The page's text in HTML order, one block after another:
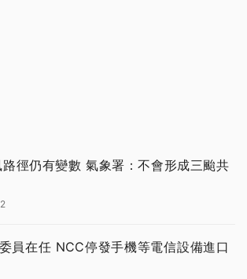
徑仍有變數 氣象署：不會形成三颱共
員在任 NCC停發手機等電信設備進口